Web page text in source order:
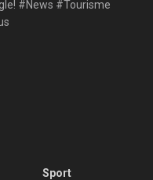
#News #Tourisme
Sport